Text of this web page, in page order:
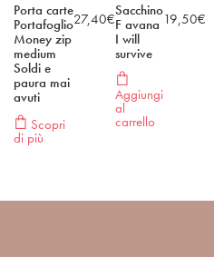
Porta carte
Portafoglio
Money zip
medium
Soldi e
paura mai
avuti
Scopri
di più
27,40€Sacchino
F avana
I will
survive
Aggiungi
al
carrello
19,50€